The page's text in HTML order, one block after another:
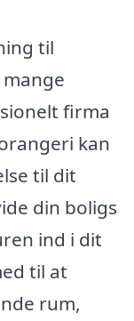
til
firma
kan
til dit
din boligs
ind i dit
til at
rum,